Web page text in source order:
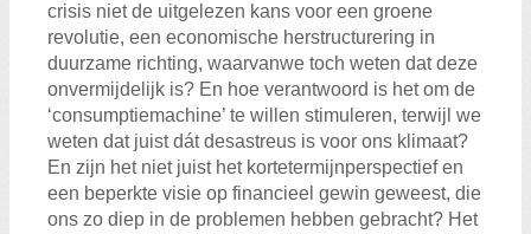
crisis niet de uitgelezen kans voor een groene
revolutie, een economische herstructurering in
duurzame richting, waarvanwe toch weten dat deze
onvermijdelijk is? En hoe verantwoord is het om de
‘consumptiemachine’ te willen stimuleren, terwijl we
weten dat juist dát desastreus is voor ons klimaat?
En zijn het niet juist het kortetermijnperspectief en
een beperkte visie op financieel gewin geweest, die
ons zo diep in de problemen hebben gebracht? Het